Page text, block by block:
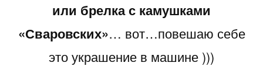
или брелка с камушками
«Сваровских»… вот…повешаю себе
это украшение в машине )))